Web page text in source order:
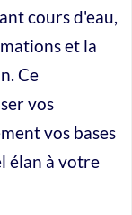
cours d'eau,
et la
Ce
vos
vos bases
élan à votre